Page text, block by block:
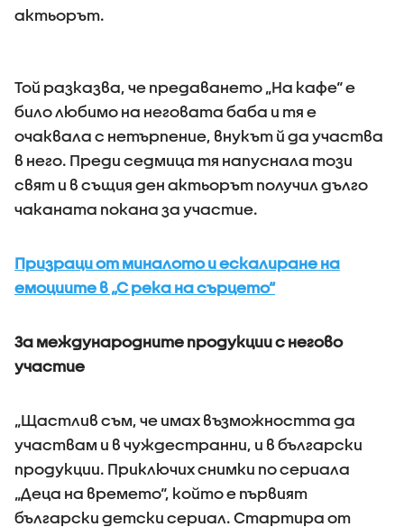
актьорът.
Той разказва, че предаването „На кафе“ е
било любимо на неговата баба и тя е
очаквала с нетърпение, внукът й да участва
в него. Преди седмица тя напуснала този
свят и в същия ден актьорът получил дълго
чаканата покана за участие.
Призраци от миналото и ескалиране на
емоциите в „С река на сърцето“
За международните продукции с негово
участие
„Щастлив съм, че имах възможността да
участвам и в чуждестранни, и в български
продукции. Приключих снимки по сериала
„Деца на времето“, който е първият
български детски сериал. Стартира от